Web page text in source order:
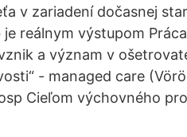
v zariadení dočasnej
reálnym výstupom
a význam v
- managed care
Cieľom výchovného